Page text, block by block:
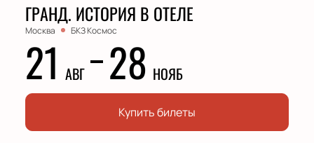
ГРАНД. ИСТОРИЯ В ОТЕЛЕ
Москва БКЗ Космос
21 АВГ 28 НОЯБ
Купить билеты